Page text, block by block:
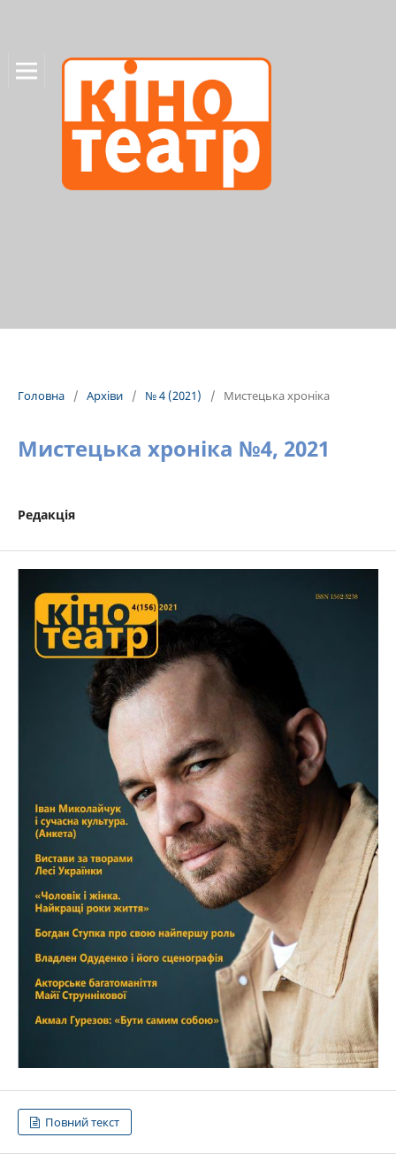
Головна / Архіви / № 4 (2021) / Мистецька хроніка
Мистецька хроніка №4, 2021
Редакція
Повний текст